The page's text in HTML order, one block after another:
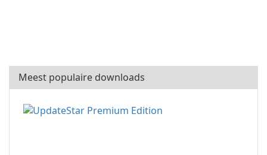
Meest populaire downloads